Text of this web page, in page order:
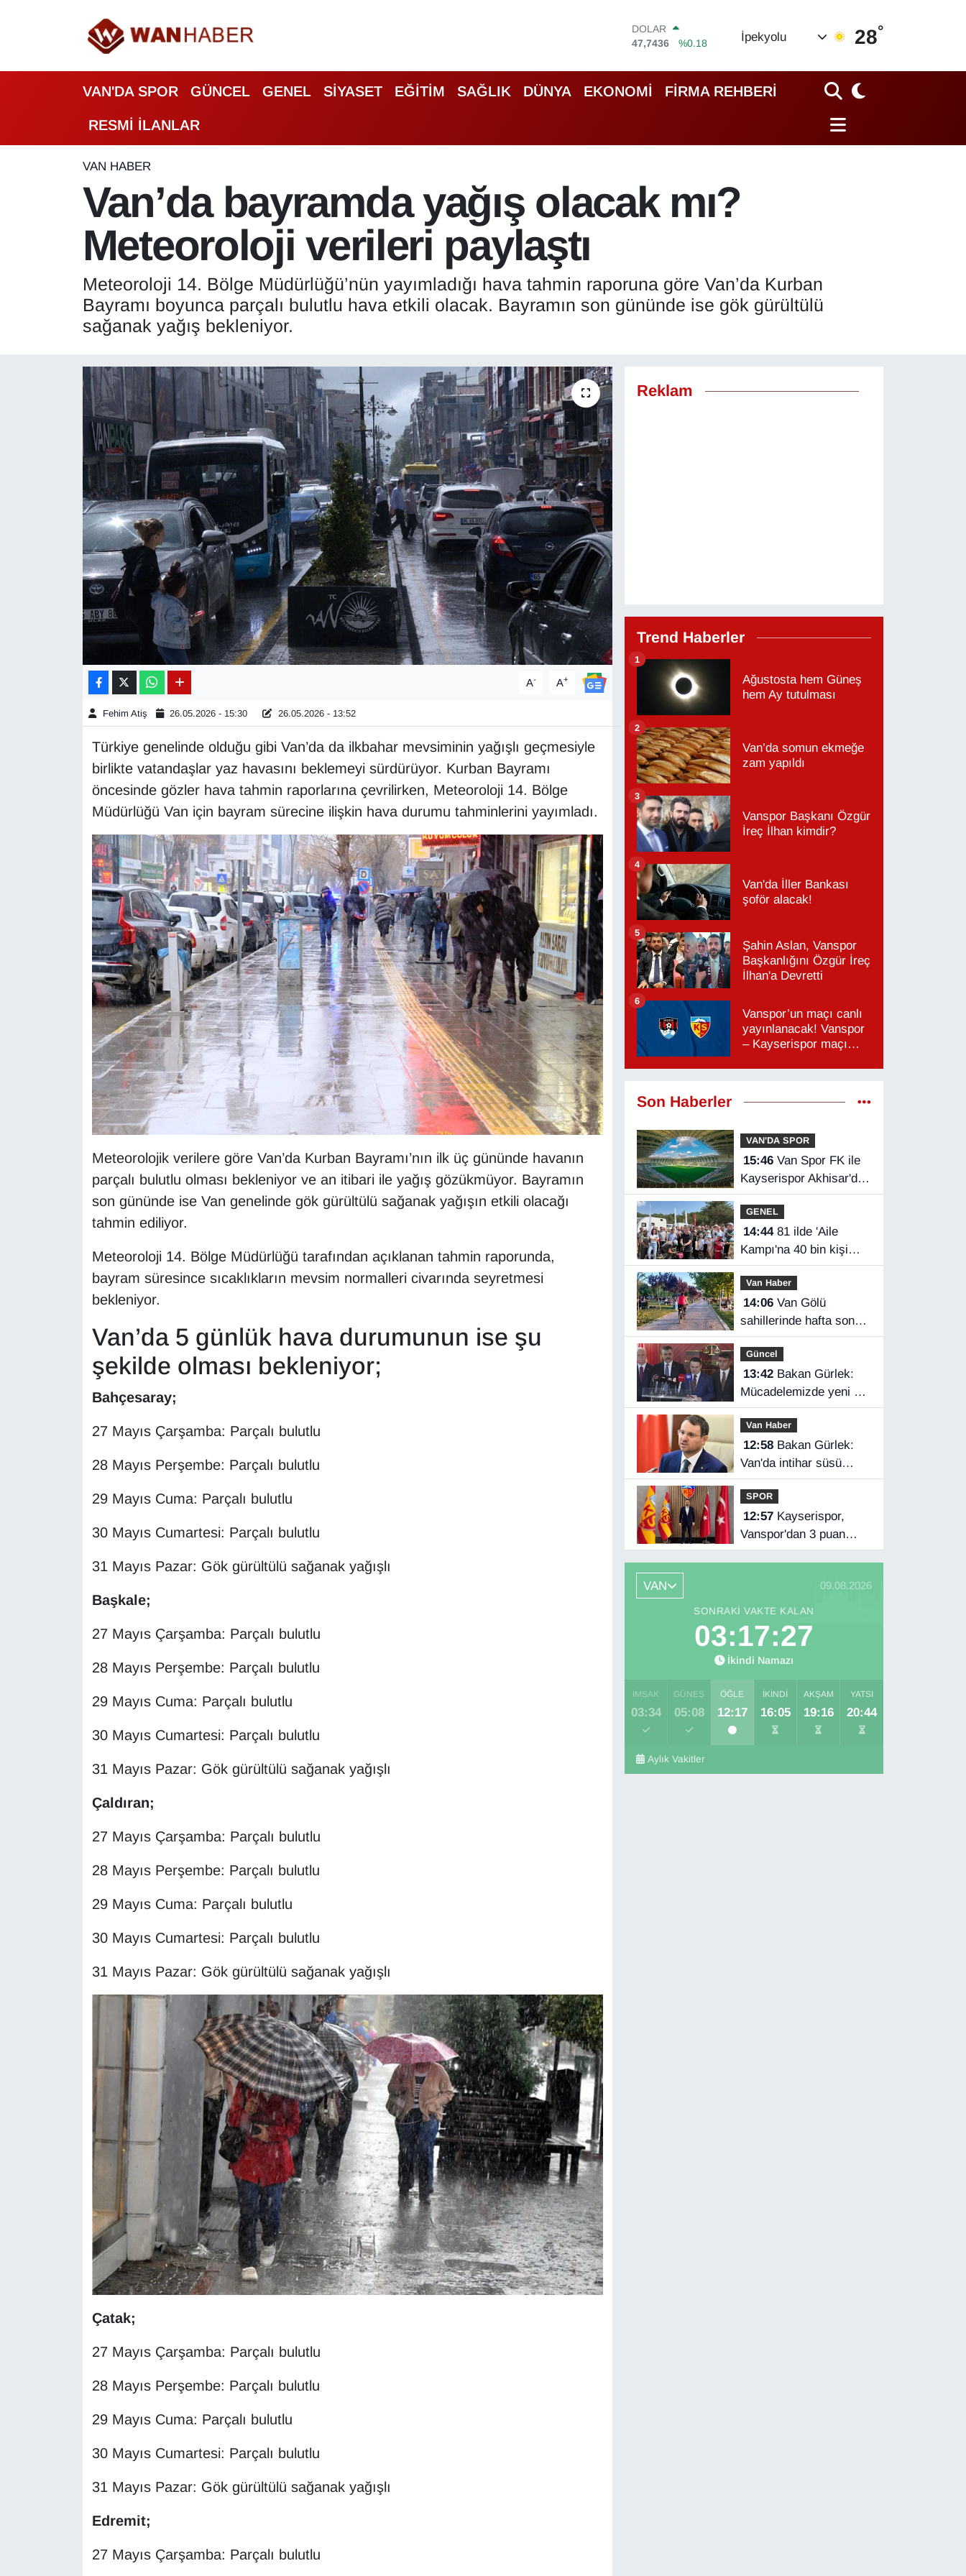
DOLAR
47,7436
%0.18
55,2510
%0.32
STERLİN
64,4811
%0.38
BİST100
64.840,97
İpekyolu 28°
VAN'DA SPOR GÜNCEL GENEL SİYASET EĞİTİM SAĞLIK DÜNYA EKONOMİ FİRMA REHBERİ
RESMİ İLANLAR
VAN HABER
Van’da bayramda yağış olacak mı?
Meteoroloji verileri paylaştı
Meteoroloji 14. Bölge Müdürlüğü’nün yayımladığı hava tahmin raporuna göre Van’da Kurban
Bayramı boyunca parçalı bulutlu hava etkili olacak. Bayramın son gününde ise gök gürültülü
sağanak yağış bekleniyor.
A- A+
Fehim Atiş 26.05.2026 - 15:30 26.05.2026 - 13:52
Türkiye genelinde olduğu gibi Van’da da ilkbahar mevsiminin yağışlı geçmesiyle
birlikte vatandaşlar yaz havasını beklemeyi sürdürüyor. Kurban Bayramı
öncesinde gözler hava tahmin raporlarına çevrilirken, Meteoroloji 14. Bölge
Müdürlüğü Van için bayram sürecine ilişkin hava durumu tahminlerini yayımladı.
Meteorolojik verilere göre Van’da Kurban Bayramı’nın ilk üç gününde havanın
parçalı bulutlu olması bekleniyor ve an itibari ile yağış gözükmüyor. Bayramın
son gününde ise Van genelinde gök gürültülü sağanak yağışın etkili olacağı
tahmin ediliyor.
Meteoroloji 14. Bölge Müdürlüğü tarafından açıklanan tahmin raporunda,
bayram süresince sıcaklıkların mevsim normalleri civarında seyretmesi
bekleniyor.
Van’da 5 günlük hava durumunun ise şu
şekilde olması bekleniyor;
Bahçesaray;
27 Mayıs Çarşamba: Parçalı bulutlu
28 Mayıs Perşembe: Parçalı bulutlu
29 Mayıs Cuma: Parçalı bulutlu
30 Mayıs Cumartesi: Parçalı bulutlu
31 Mayıs Pazar: Gök gürültülü sağanak yağışlı
Başkale;
27 Mayıs Çarşamba: Parçalı bulutlu
28 Mayıs Perşembe: Parçalı bulutlu
29 Mayıs Cuma: Parçalı bulutlu
30 Mayıs Cumartesi: Parçalı bulutlu
31 Mayıs Pazar: Gök gürültülü sağanak yağışlı
Çaldıran;
27 Mayıs Çarşamba: Parçalı bulutlu
28 Mayıs Perşembe: Parçalı bulutlu
29 Mayıs Cuma: Parçalı bulutlu
30 Mayıs Cumartesi: Parçalı bulutlu
31 Mayıs Pazar: Gök gürültülü sağanak yağışlı
Çatak;
27 Mayıs Çarşamba: Parçalı bulutlu
28 Mayıs Perşembe: Parçalı bulutlu
29 Mayıs Cuma: Parçalı bulutlu
30 Mayıs Cumartesi: Parçalı bulutlu
31 Mayıs Pazar: Gök gürültülü sağanak yağışlı
Edremit;
27 Mayıs Çarşamba: Parçalı bulutlu
Reklam
Trend Haberler
Ağustosta hem Güneş
hem Ay tutulması
1
Van’da somun ekmeğe
zam yapıldı
2
Vanspor Başkanı Özgür
İreç İlhan kimdir?
3
Van'da İller Bankası
şoför alacak!
4
Şahin Aslan, Vanspor
Başkanlığını Özgür İreç
İlhan'a Devretti
5
Vanspor’un maçı canlı
yayınlanacak! Vanspor
– Kayserispor maçı
6
Son Haberler
VAN'DA SPOR
15:46Van Spor FK ile
Kayserispor Akhisar'da
rakip
GENEL
14:4481 ilde 'Aile
Kampı'na 40 bin kişi
katıldı
Van Haber
14:06Van Gölü
sahillerinde hafta sonu
yoğunluğu
Güncel
13:42Bakan Gürlek:
Mücadelemizde yeni bir
boyuta geçeceğiz
Van Haber
12:58Bakan Gürlek:
Van'da intihar süsü
verilen olay aydınlatıldı
SPOR
12:57Kayserispor,
Vanspor'dan 3 puan
istiyor
VAN 09.08.2026
SONRAKI VAKTE KALAN
03:17:25
İkindi Namazı
İMSAK
03:34
GÜNEŞ
05:08
ÖĞLE
12:17
İKINDI
16:05
AKŞAM
19:16
YATSI
20:44
Aylık Vakitler
ASAYİŞ
BİLİM VE TEKNOLOJİ
Biyografi
Bölge Haberleri
Deprem
Dernekler, Odalar
DÜNYA
EKONOMİ
Eleman
En çok konuşulanlar
HABERDE İNSAN
Kamu Alımları
Kim Kimdir?
Kültür & Sanat
MAGAZİN
ONE EKONOMİ
POLİTİKA
Resmi İlanlar
RÖPORTAJ
Sinema - TV
Van Nöbetçi Eczaneler
Van Hava Durumu
Van Namaz Vakitleri
Van Trafik Yoğunluk Haritası
Süper Lig Puan Durumu ve Fikstür
Tüm Manşetler
Son Dakika Haberleri
Haber Arşivi